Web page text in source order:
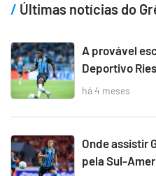
Últimas notícias do
A provável
Deportivo
há 4 meses
Onde assistir
pela Sul-